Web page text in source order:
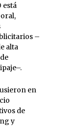
está
–
alta
en
de
y